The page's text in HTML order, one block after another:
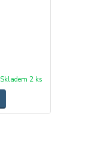
Skladem 2 ks